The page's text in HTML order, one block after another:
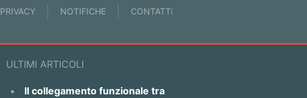
PRIVACY NOTIFICHE CONTATTI
ULTIMI ARTICOLI
Il collegamento funzionale tra